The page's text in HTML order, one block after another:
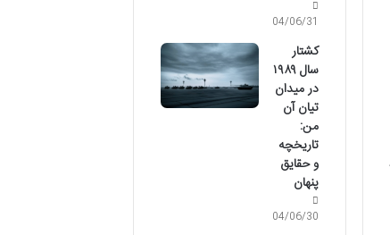
04/06/31
کشتار
سال ۱۹۸۹
در میدان
تیان آن
من:
تاریخچه
و حقایق
پنهان
04/06/30